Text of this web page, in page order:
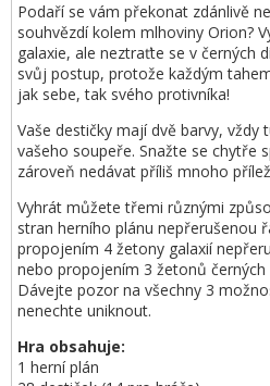
Podaří se vám překonat zdánlivě
souhvězdí kolem mlhoviny Orion?
galaxie, ale neztraťte se v černých
svůj postup, protože každým
jak sebe, tak svého protivníka!
Vaše destičky mají dvě barvy, vždy
vašeho soupeře. Snažte se chytře
zároveň nedávat příliš mnoho
Vyhrát můžete třemi různými
stran herního plánu nepřerušenou
propojením 4 žetony galaxií
nebo propojením 3 žetonů černých
Dávejte pozor na všechny 3
nenechte uniknout.
Hra obsahuje:
1 herní plán